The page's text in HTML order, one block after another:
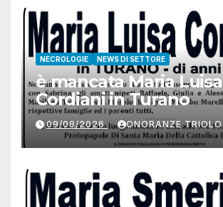
NECROLOGIE NEWS DI SETTORE
è mancata Maria Luisa
Cordiani in Turano
09/08/2026 ONORANZE TRIOLO